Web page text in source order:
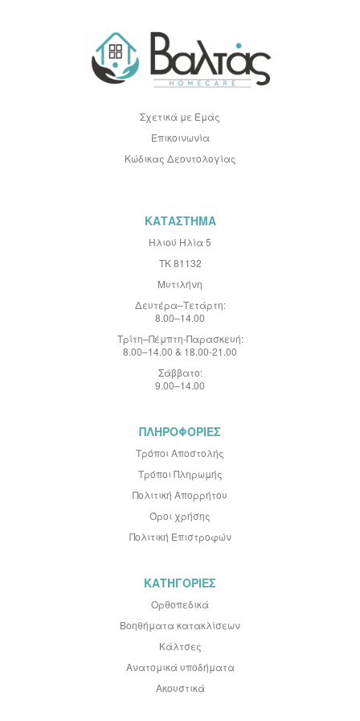
ε
ι
Σχετικά με Εμάς
Επικοινωνία
Κώδικας Δεοντολογίας
ΚΑΤΑΣΤΗΜΑ
Ηλιού Ηλία 5
ΤΚ 81132
Μυτιλήνη
Δευτέρα–Τετάρτη:
8.00–14.00
Τρίτη–Πέμπτη-Παρασκευή:
8.00–14.00 & 18.00-21.00
Σάββατο:
9.00–14.00
ΠΛΗΡΟΦΟΡΙΕΣ
Τρόποι Αποστολής
Τρόποι Πληρωμής
Πολιτική Απορρήτου
Όροι χρήσης
Πολιτική Επιστροφών
ΚΑΤΗΓΟΡΙΕΣ
Ορθοπεδικά
Βοηθήματα κατακλίσεων
Κάλτσες
Ανατομικά υποδήματα
Ακουστικά